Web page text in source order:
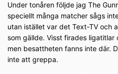
Under tonåren följde jag The
speciellt många matcher sågs
utan istället var det Text-TV och
som gällde. Visst firades ligatitlar
men besattheten fanns inte där.
inte att greppa.